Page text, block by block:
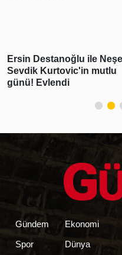
Deniz Can Aktaş ve
Devrim Özkan aşk yaşıyor!
Romantik paylaşım geldi
Gündem
Spor
Ekonomi
Dünya